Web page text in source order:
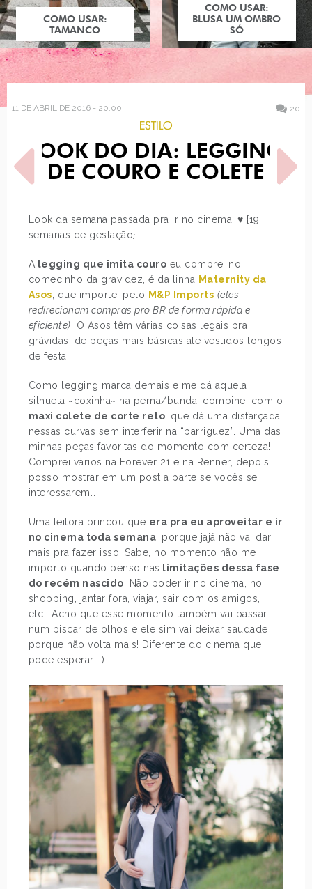
COMO USAR:
TAMANCO
COMO USAR:
BLUSA UM OMBRO
SÓ
11 DE ABRIL DE 2016 - 20:00 20
ESTILO
LOOK DO DIA: LEGGING
DE COURO E COLETE
Look da semana passada pra ir no cinema! ♥ {19
semanas de gestação}
A legging que imita couro eu comprei no
comecinho da gravidez, é da linha Maternity da
Asos , que importei pelo M&P Imports (eles
redirecionam compras pro BR de forma rápida e
eficiente) . O Asos têm várias coisas legais pra
grávidas, de peças mais básicas até vestidos longos
de festa.
Como legging marca demais e me dá aquela
silhueta ~coxinha~ na perna/bunda, combinei com o
maxi colete de corte reto , que dá uma disfarçada
nessas curvas sem interferir na “barriguez”. Uma das
minhas peças favoritas do momento com certeza!
Comprei vários na Forever 21 e na Renner, depois
posso mostrar em um post a parte se vocês se
interessarem…
Uma leitora brincou que era pra eu aproveitar e ir
no cinema toda semana , porque jajá não vai dar
mais pra fazer isso! Sabe, no momento não me
importo quando penso nas limitações dessa fase
do recém nascido . Não poder ir no cinema, no
shopping, jantar fora, viajar, sair com os amigos,
etc… Acho que esse momento também vai passar
num piscar de olhos e ele sim vai deixar saudade
porque não volta mais! Diferente do cinema que
pode esperar! :)
POST ANTERIOR
SOLTINHA
DICAPRIO